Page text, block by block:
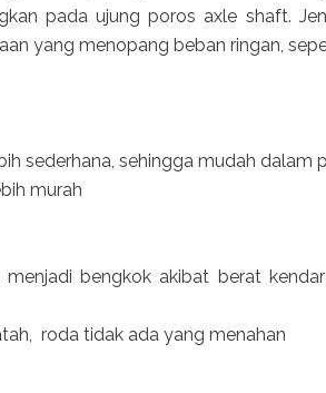
pada ujung poros axle shaft.
yang menopang beban ringan,
sederhana, sehingga mudah dalam
murah
bengkok akibat berat
roda tidak ada yang menahan